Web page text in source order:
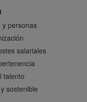
y personas
salariales
talento
sostenible